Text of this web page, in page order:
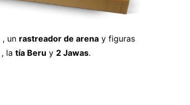
, un rastreador de arena y figuras
, la tía Beru y 2 Jawas.